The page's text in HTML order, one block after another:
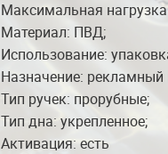
Максимальная
Материал: ПВД;
Использование:
Назначение: рекламный
Тип ручек: прорубные;
Тип дна: укрепленное;
Активация: есть